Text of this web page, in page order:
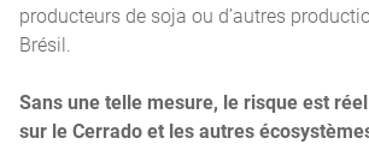
producteurs de soja ou d’autres
Brésil.
Sans une telle mesure, le risque est
sur le Cerrado et les autres